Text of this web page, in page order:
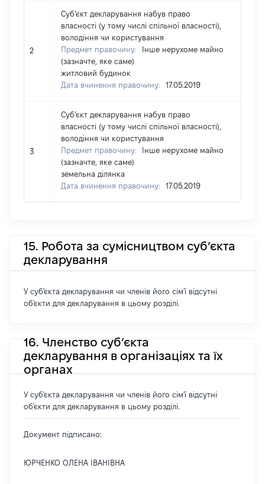
2
Суб’єкт декларування набув право
власності (у тому числі спільної власності),
володіння чи користування
Предмет правочину:
Інше нерухоме майно
(зазначте, яке саме)
житловий будинок
Дата вчинення правочину:
17.05.2019
3
Суб’єкт декларування набув право
власності (у тому числі спільної власності),
володіння чи користування
Предмет правочину:
Інше нерухоме майно
(зазначте, яке саме)
земельна ділянка
Дата вчинення правочину:
17.05.2019
15. Робота за сумісництвом суб’єкта
декларування
У суб'єкта декларування чи членів його сім'ї відсутні
об'єкти для декларування в цьому розділі.
16. Членство суб’єкта
декларування в організаціях та їх
органах
У суб'єкта декларування чи членів його сім'ї відсутні
об'єкти для декларування в цьому розділі.
Документ підписано:
ЮРЧЕНКО ОЛЕНА ІВАНІВНА